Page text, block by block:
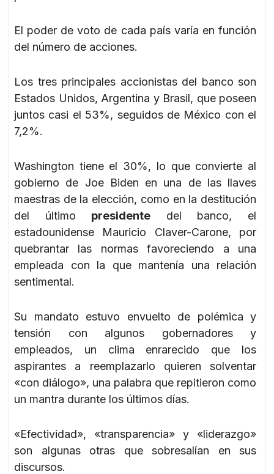
El poder de voto de cada país varía en función
del número de acciones.
Los tres principales accionistas del banco son
Estados Unidos, Argentina y Brasil, que poseen
juntos casi el 53%, seguidos de México con el
7,2%.
Washington tiene el 30%, lo que convierte al
gobierno de Joe Biden en una de las llaves
maestras de la elección, como en la destitución
del último presidente del banco, el
estadounidense Mauricio Claver-Carone, por
quebrantar las normas favoreciendo a una
empleada con la que mantenía una relación
sentimental.
Su mandato estuvo envuelto de polémica y
tensión con algunos gobernadores y
empleados, un clima enrarecido que los
aspirantes a reemplazarlo quieren solventar
«con diálogo», una palabra que repitieron como
un mantra durante los últimos días.
«Efectividad», «transparencia» y «liderazgo»
son algunas otras que sobresalían en sus
discursos.